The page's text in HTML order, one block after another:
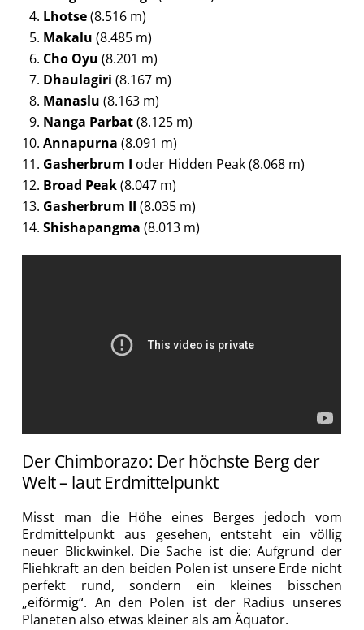
Lhotse(8.516 m)
Makalu (8.485 m)
Cho Oyu (8.201 m)
Dhaulagiri (8.167 m)
Manaslu (8.163 m)
Nanga Parbat(8.125 m)
Annapurna (8.091 m)
Gasherbrum I oder Hidden Peak (8.068 m)
Broad Peak(8.047 m)
Gasherbrum II (8.035 m)
Shishapangma (8.013 m)
Der Chimborazo: Der höchste Berg der
Welt – laut Erdmittelpunkt
Misst man die Höhe eines Berges jedoch vom
Erdmittelpunkt aus gesehen, entsteht ein völlig
neuer Blickwinkel. Die Sache ist die: Aufgrund der
Fliehkraft an den beiden Polen ist unsere Erde nicht
perfekt rund, sondern ein kleines bisschen
„eiförmig“. An den Polen ist der Radius unseres
Planeten also etwas kleiner als am Äquator.